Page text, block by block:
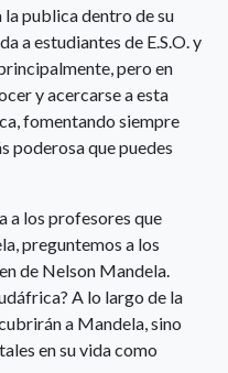
la publica dentro de su
a estudiantes de E.S.O. y
pero en
y acercarse a esta
fomentando siempre
poderosa que puedes
a los profesores que
preguntemos a los
de Nelson Mandela.
A lo largo de la
a Mandela, sino
en su vida como